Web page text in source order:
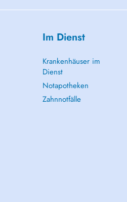
Im Dienst
Krankenhäuser im
Dienst
Notapotheken
Zahnnotfälle